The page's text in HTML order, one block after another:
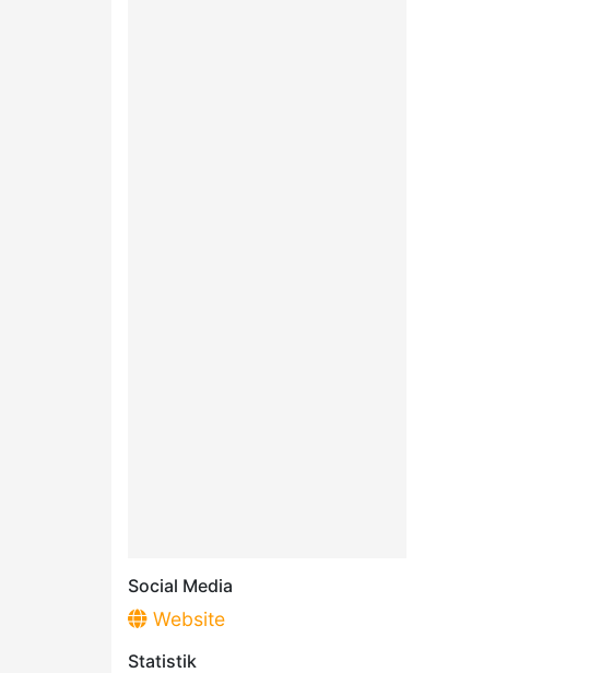
Social Media
Website
Statistik